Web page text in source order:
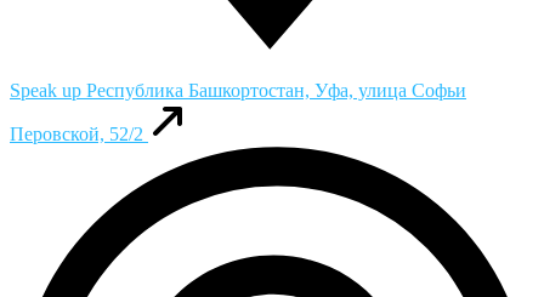
Speak up Республика Башкортостан, Уфа, улица Софьи
Перовской, 52/2